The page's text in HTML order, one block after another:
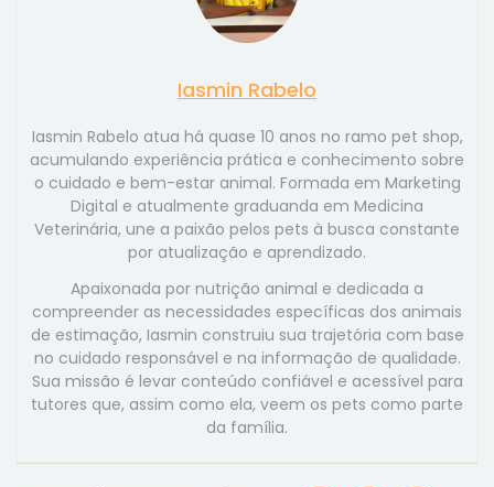
Iasmin Rabelo
Iasmin Rabelo atua há quase 10 anos no ramo pet shop,
acumulando experiência prática e conhecimento sobre
o cuidado e bem-estar animal. Formada em Marketing
Digital e atualmente graduanda em Medicina
Veterinária, une a paixão pelos pets à busca constante
por atualização e aprendizado.
Apaixonada por nutrição animal e dedicada a
compreender as necessidades específicas dos animais
de estimação, Iasmin construiu sua trajetória com base
no cuidado responsável e na informação de qualidade.
Sua missão é levar conteúdo confiável e acessível para
tutores que, assim como ela, veem os pets como parte
da família.